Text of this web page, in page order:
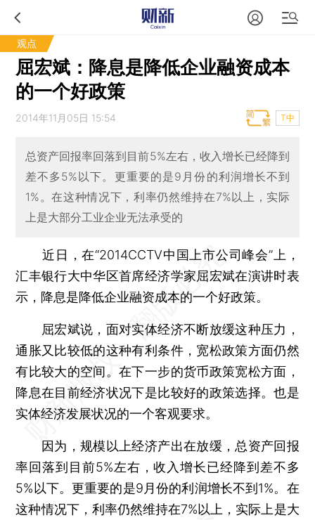
观点
屈宏斌：降息是降低企业融资成本
的一个好政策
2014年11月05日 15:54 T中
总资产回报率回落到目前5%左右，收入增长已经降到
差不多5%以下。更重要的是9月份的利润增长不到
1%。在这种情况下，利率仍然维持在7%以上，实际
上是大部分工业企业无法承受的
近日，在“2014CCTV中国上市公司峰会”上，
汇丰银行大中华区首席经济学家屈宏斌在演讲时表
示，降息是降低企业融资成本的一个好政策。
屈宏斌说，面对实体经济不断放缓这种压力，
通胀又比较低的这种有利条件，宽松政策方面仍然
有比较大的空间。在下一步的货币政策宽松方面，
降息在目前经济状况下是比较好的政策选择。也是
实体经济发展状况的一个客观要求。
因为，规模以上经济产出在放缓，总资产回报
率回落到目前5%左右，收入增长已经降到差不多
5%以下。更重要的是9月份的利润增长不到1%。在
这种情况下，利率仍然维持在7%以上，实际上是大